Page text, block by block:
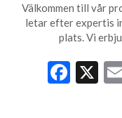
Välkommen till vår
letar efter expertis
plats. Vi
X